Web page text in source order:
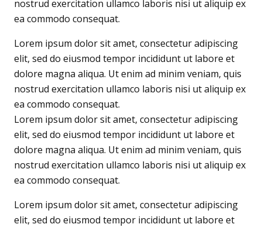
nostrud exercitation ullamco laboris nisi ut aliquip ex
ea commodo consequat.
Lorem ipsum dolor sit amet, consectetur adipiscing
elit, sed do eiusmod tempor incididunt ut labore et
dolore magna aliqua. Ut enim ad minim veniam, quis
nostrud exercitation ullamco laboris nisi ut aliquip ex
ea commodo consequat.
Lorem ipsum dolor sit amet, consectetur adipiscing
elit, sed do eiusmod tempor incididunt ut labore et
dolore magna aliqua. Ut enim ad minim veniam, quis
nostrud exercitation ullamco laboris nisi ut aliquip ex
ea commodo consequat.
Lorem ipsum dolor sit amet, consectetur adipiscing
elit, sed do eiusmod tempor incididunt ut labore et